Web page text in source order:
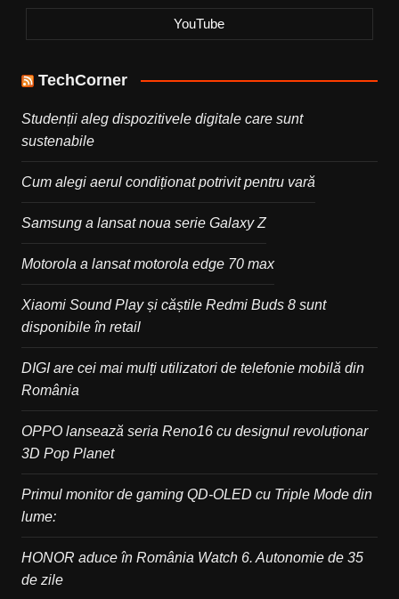
YouTube
TechCorner
Studenții aleg dispozitivele digitale care sunt
sustenabile
Cum alegi aerul condiționat potrivit pentru vară
Samsung a lansat noua serie Galaxy Z
Motorola a lansat motorola edge 70 max
Xiaomi Sound Play și căștile Redmi Buds 8 sunt
disponibile în retail
DIGI are cei mai mulți utilizatori de telefonie mobilă din
România
OPPO lansează seria Reno16 cu designul revoluționar
3D Pop Planet
Primul monitor de gaming QD-OLED cu Triple Mode din
lume:
HONOR aduce în România Watch 6. Autonomie de 35
de zile